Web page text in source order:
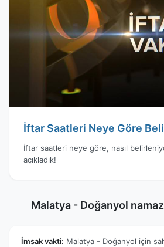
İftar Saatleri Neye Göre
İftar saatleri neye göre, nasıl
açıkladık!
Malatya - Doğanyol
İmsak vakti: Malatya - Doğanyol için